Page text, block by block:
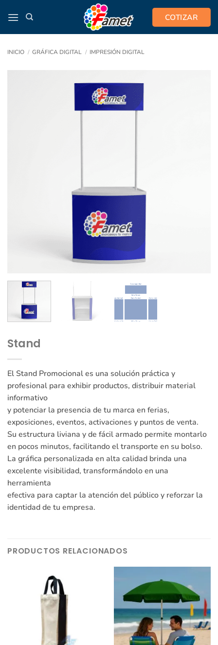
COTIZAR
INICIO / GRÁFICA DIGITAL / IMPRESIÓN DIGITAL
Stand
El Stand Promocional es una solución práctica y
profesional para exhibir productos, distribuir material
informativo
y potenciar la presencia de tu marca en ferias,
exposiciones, eventos, activaciones y puntos de venta.
Su estructura liviana y de fácil armado permite montarlo
en pocos minutos, facilitando el transporte en su bolso.
La gráfica personalizada en alta calidad brinda una
excelente visibilidad, transformándolo en una
herramienta
efectiva para captar la atención del público y reforzar la
identidad de tu empresa.
PRODUCTOS RELACIONADOS